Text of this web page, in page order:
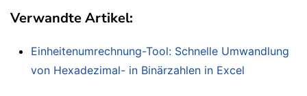
Verwandte Artikel:
Einheitenumrechnung-Tool: Schnelle Umwandlung
von Hexadezimal- in Binärzahlen in Excel